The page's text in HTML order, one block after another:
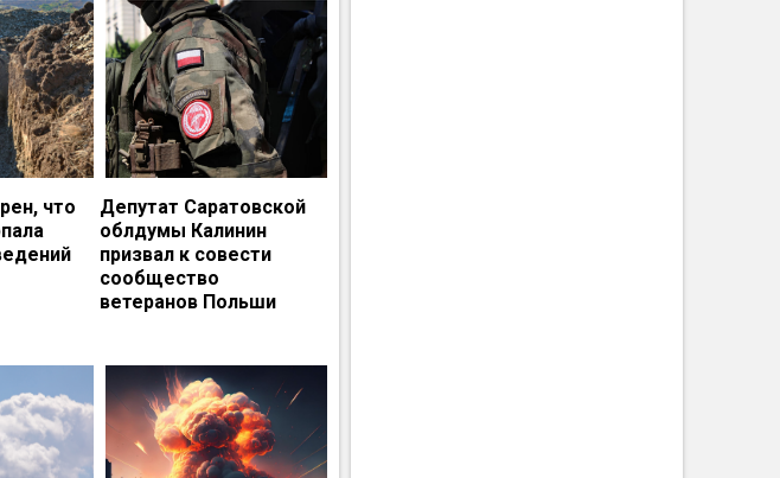
что
Депутат Саратовской
облдумы Калинин
призвал к совести
сообщество
ветеранов Польши